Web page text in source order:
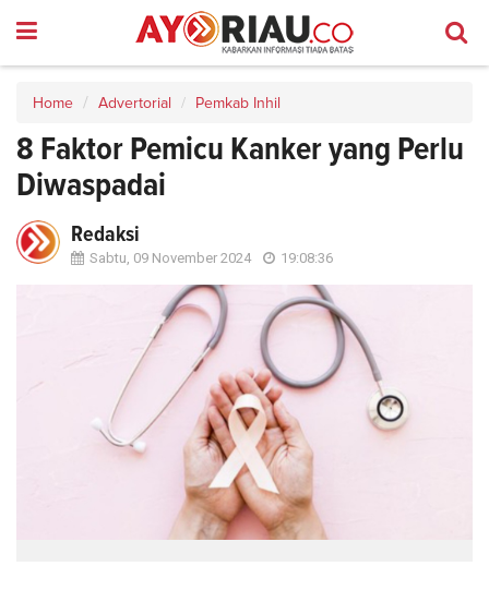
Home Advertorial Pemkab Inhil
8 Faktor Pemicu Kanker yang Perlu
Diwaspadai
Redaksi
Sabtu, 09 November 2024 19:08:36